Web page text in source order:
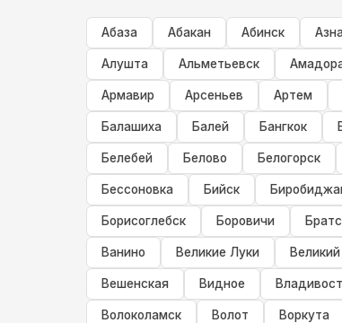
Абаза Абакан Абинск
Алушта Альметьевск
Армавир Арсеньев Артем
Балашиха Балей Бангкок
Белебей Белово Белогорск
Бессоновка Бийск
Борисоглебск Боровичи
Ванино Великие Луки
Вешенская Видное
Волоколамск Волот Воркута